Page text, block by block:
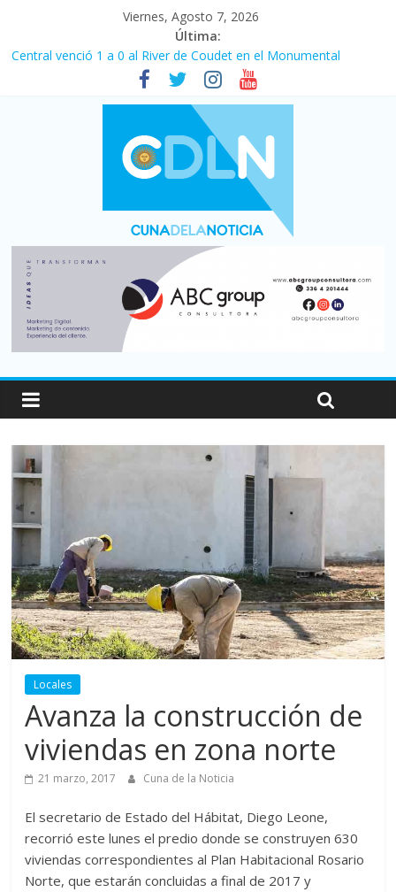
Viernes, Agosto 7, 2026
Última:
Central venció 1 a 0 al River de Coudet en el Monumental
La morosidad alcanzó su nivel más alto en dos décadas y ya
afecta a 400 mil deudores en Santa Fe
Desde que asumió Milei cerraron 41.000 kioscos: el sector
denuncia crisis como en 2001
Vacaciones de invierno con más movimiento y consumo
turístico: 4,6 millones de personas viajaron por el país, un 5,9%
Fuerte caída de la venta de autos usados en julio: bajó un 12,6%
Locales
Avanza la construcción de
viviendas en zona norte
21 marzo, 2017 Cuna de la Noticia
El secretario de Estado del Hábitat, Diego Leone,
recorrió este lunes el predio donde se construyen 630
viviendas correspondientes al Plan Habitacional Rosario
Norte, que estarán concluidas a final de 2017 y